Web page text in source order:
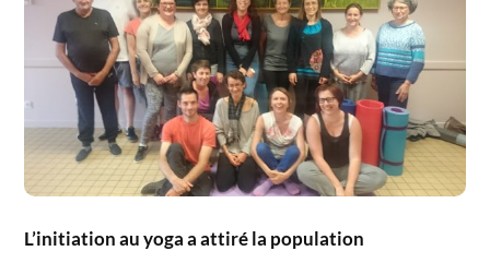
L’initiation au yoga a attiré la population